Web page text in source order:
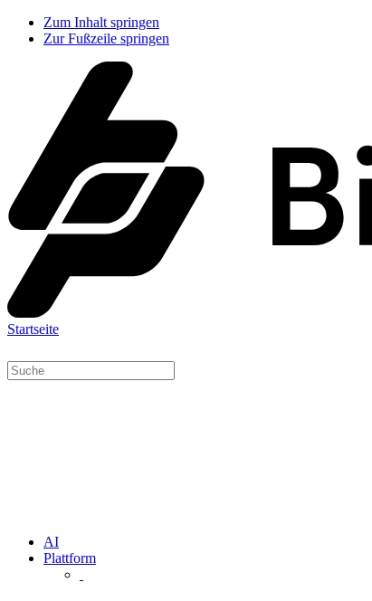
Zum Inhalt springen
Zur Fußzeile springen
Startseite
AI
Plattform